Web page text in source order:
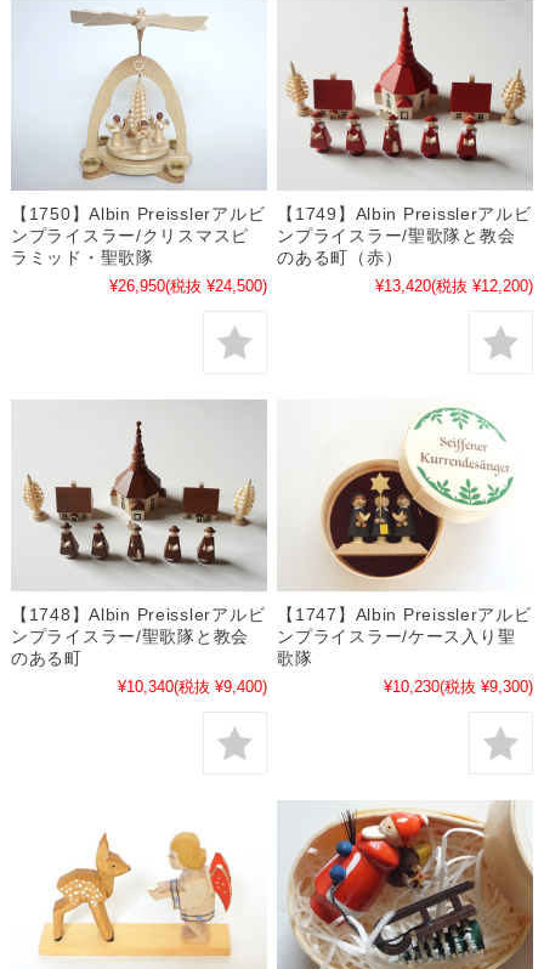
【1750】Albin Preisslerアルビ
ンプライスラー/クリスマスピ
ラミッド・聖歌隊
¥26,950(税抜 ¥24,500)
【1749】Albin Preisslerアルビ
ンプライスラー/聖歌隊と教会
のある町（赤）
¥13,420(税抜 ¥12,200)
【1748】Albin Preisslerアルビ
ンプライスラー/聖歌隊と教会
のある町
¥10,340(税抜 ¥9,400)
【1747】Albin Preisslerアルビ
ンプライスラー/ケース入り聖
歌隊
¥10,230(税抜 ¥9,300)